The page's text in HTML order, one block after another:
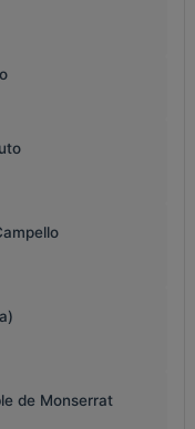
de Monserrat